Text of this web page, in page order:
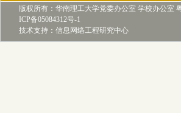
版权所有：华南理工大学党委办公室 学校办公室
ICP备05084312号-1
技术支持：信息网络工程研究中心